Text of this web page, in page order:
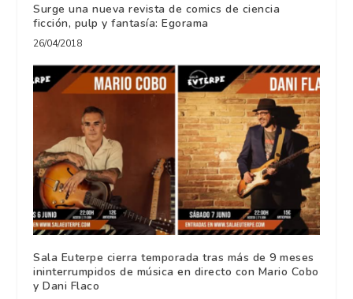
Surge una nueva revista de comics de ciencia
ficción, pulp y fantasía: Egorama
26/04/2018
Sala Euterpe cierra temporada tras más de 9 meses
ininterrumpidos de música en directo con Mario Cobo
y Dani Flaco